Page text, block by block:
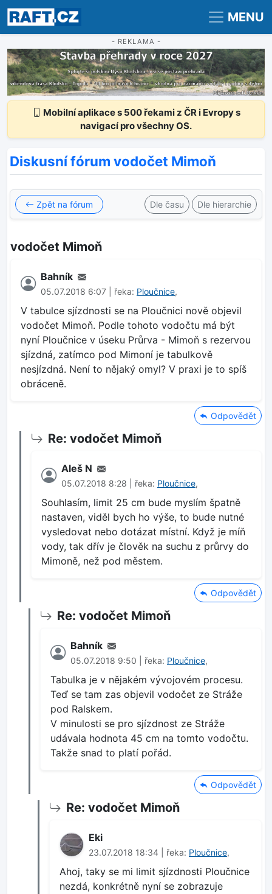
Registrace Přihlášení MENU
- REKLAMA -
Mobilní aplikace s 500 řekami z ČR i Evropy s
navigací pro všechny OS.
Diskusní fórum vodočet Mimoň
Zpět na fórum Dle času Dle hierarchie
vodočet Mimoň
Bahník
05.07.2018 6:07 | řeka: Ploučnice,
V tabulce sjízdnosti se na Ploučnici nově objevil
vodočet Mimoň. Podle tohoto vodočtu má být
nyní Ploučnice v úseku Průrva - Mimoň s rezervou
sjízdná, zatímco pod Mimoní je tabulkově
nesjízdná. Není to nějaký omyl? V praxi je to spíš
obráceně.
Odpovědět
Re: vodočet Mimoň
Aleš N
05.07.2018 8:28 | řeka: Ploučnice,
Souhlasím, limit 25 cm bude myslím špatně
nastaven, viděl bych ho výše, to bude nutné
vysledovat nebo dotázat místní. Když je míň
vody, tak dřív je člověk na suchu z průrvy do
Mimoně, než pod městem.
Odpovědět
Re: vodočet Mimoň
Bahník
05.07.2018 9:50 | řeka: Ploučnice,
Tabulka je v nějakém vývojovém procesu.
Teď se tam zas objevil vodočet ze Stráže
pod Ralskem.
V minulosti se pro sjízdnost ze Stráže
udávala hodnota 45 cm na tomto vodočtu.
Takže snad to platí pořád.
Odpovědět
Re: vodočet Mimoň
Eki
23.07.2018 18:34 | řeka: Ploučnice,
Ahoj, taky se mi limit sjízdnosti Ploučnice
nezdá, konkrétně nyní se zobrazuje